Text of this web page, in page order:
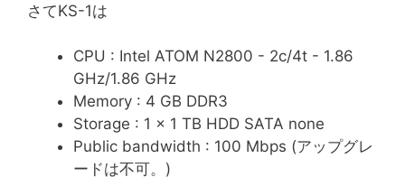
さてKS-1は
CPU : Intel ATOM N2800 - 2c/4t - 1.86
GHz/1.86 GHz
Memory : 4 GB DDR3
Storage : 1 x 1 TB HDD SATA none
Public bandwidth : 100 Mbps (アップグレ
ードは不可。)